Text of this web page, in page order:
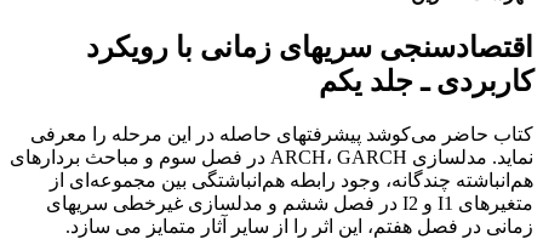
اقتصادسنجی سریهای زمانی با رویکرد
کاربردی ـ جلد یکم
کتاب حاضر می‌کوشد پیشرفتهای حاصله در این مرحله را معرفی
نماید. مدلسازی ARCH، GARCH در فصل سوم و مباحث بردارهای
هم‌انباشته چندگانه، وجود رابطه هم‌انباشتگی بین مجموعه‌ای از
متغیرهای I1 و I2 در فصل ششم و مدلسازی غیرخطی سریهای
زمانی در فصل هفتم، این اثر را از سایر آثار متمایز می سازد.